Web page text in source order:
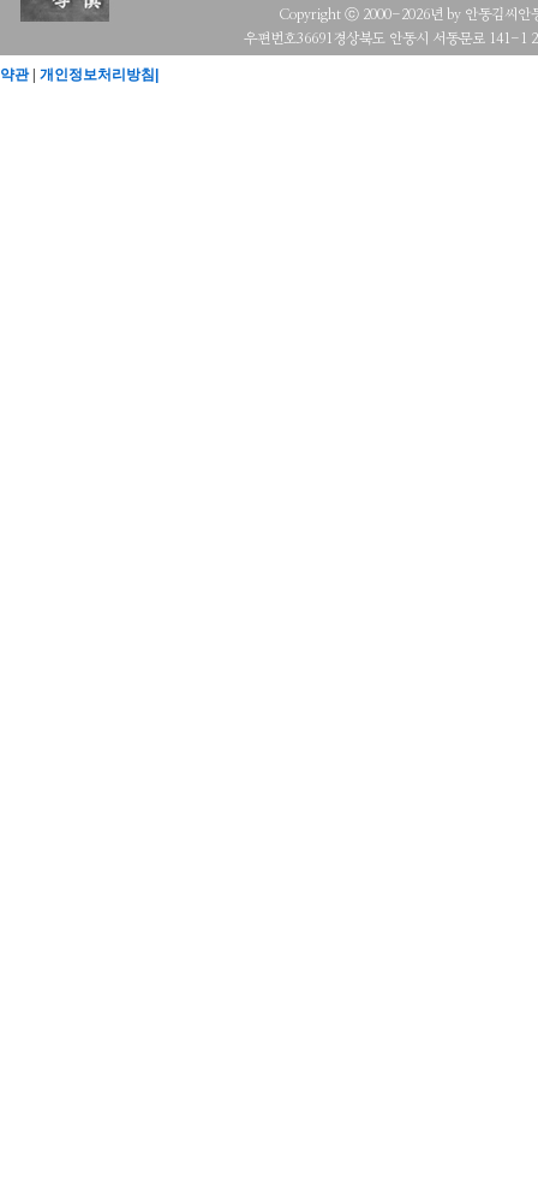
약관| 개인정보처리방침|
Copyright ⓒ 2000-2026년 by 안동김씨안
우편번호36691경상북도 안동시 서동문로 141-